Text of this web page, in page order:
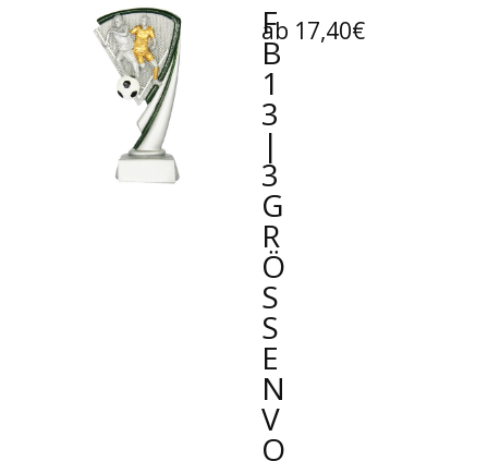
F
B
1
3
|
3
G
R
Ö
SS
E
N
V
O
N
ab 17,40€